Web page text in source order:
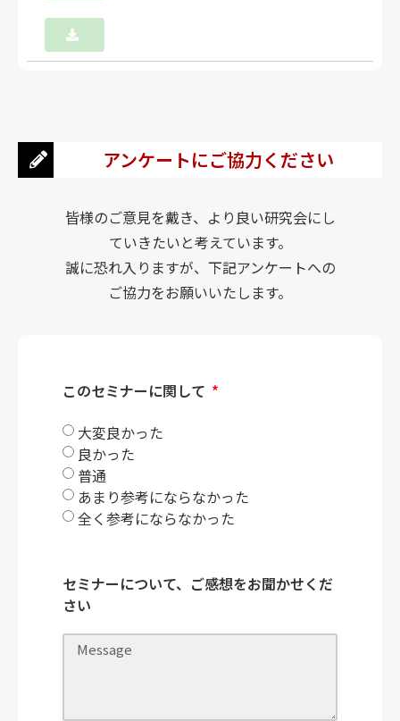
アンケートにご協力ください
皆様のご意見を戴き、より良い研究会にし
ていきたいと考えています。
誠に恐れ入りますが、下記アンケートへの
ご協力をお願いいたします。
このセミナーに関して
大変良かった
良かった
普通
あまり参考にならなかった
全く参考にならなかった
セミナーについて、ご感想をお聞かせくだ
さい